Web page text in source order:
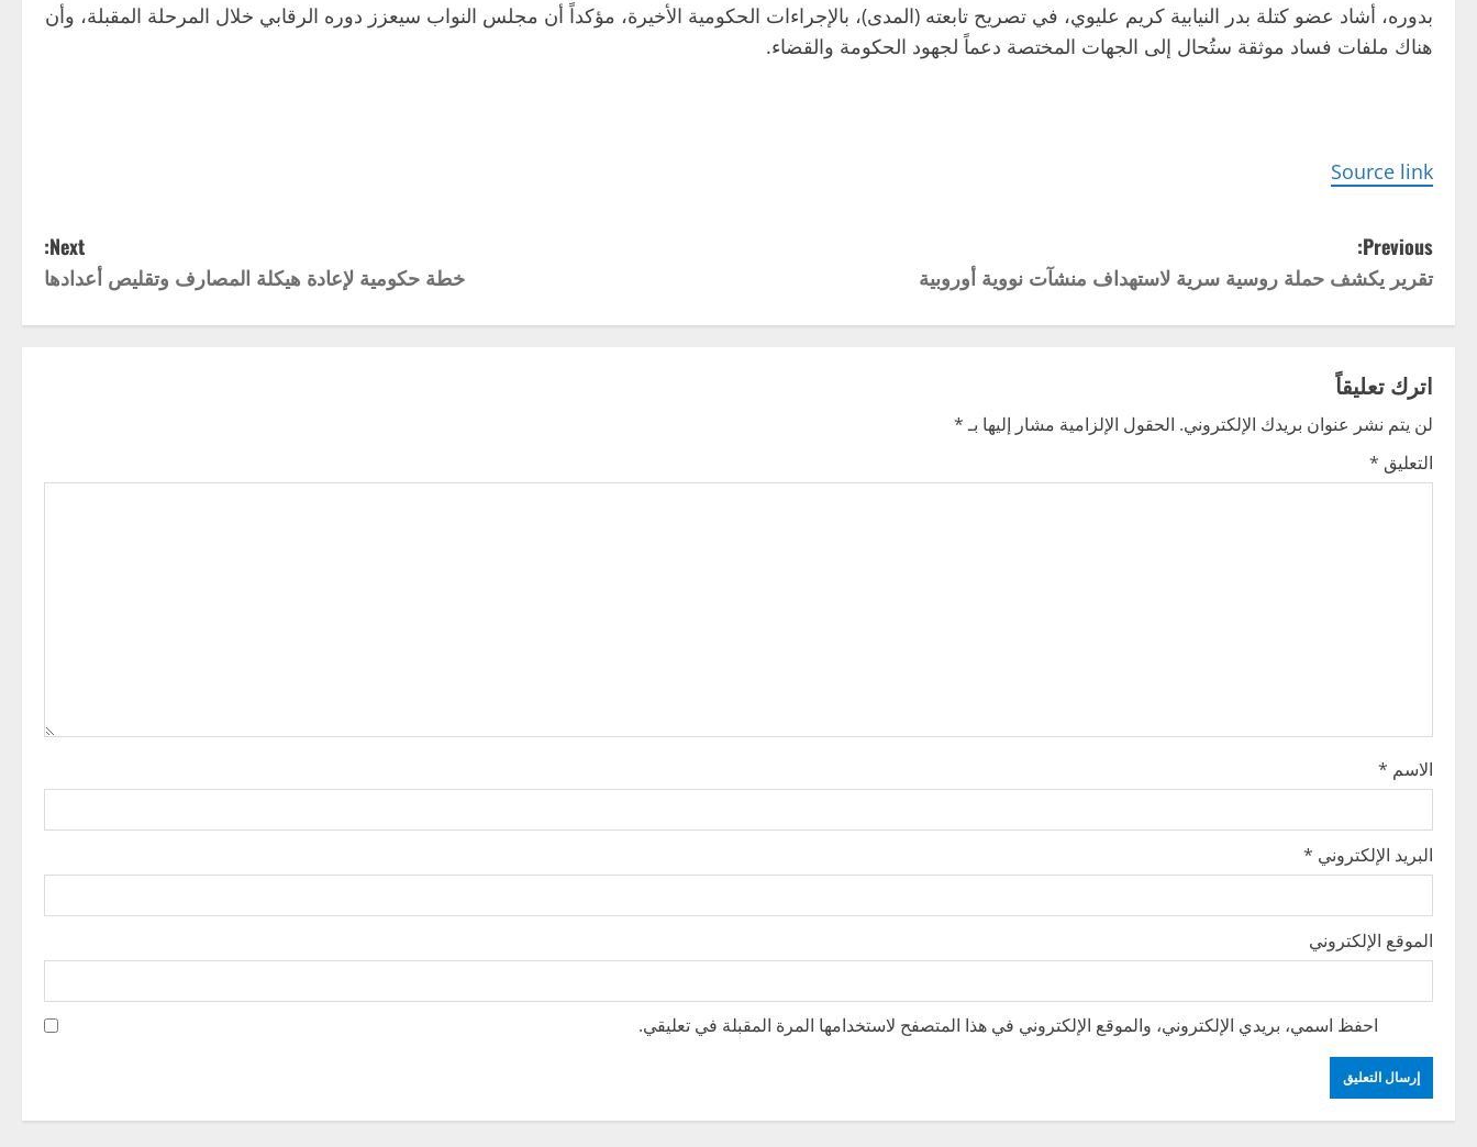
بدوره، أشاد عضو كتلة بدر النيابية كريم عليوي، في تصريح تابعته (المدى)، بالإجراءات الحكومية الأخيرة، مؤكداً أن مجلس النواب سيعزز دوره الرقابي خلال المرحلة المقبلة، وأن
هناك ملفات فساد موثقة ستُحال إلى الجهات المختصة دعماً لجهود الحكومة والقضاء.
Source link
P
o
s
t
n
a
i
o
n
Previous:
تقرير يكشف حملة روسية سرية لاستهداف منشآت نووية أوروبية
Next:
خطة حكومية لإعادة هيكلة المصارف وتقليص أعدادها
اترك تعليقاً
لن يتم نشر عنوان بريدك الإلكتروني. الحقول الإلزامية مشار إليها بـ*
التعليق *
الاسم *
البريد الإلكتروني *
الموقع الإلكتروني
احفظ اسمي، بريدي الإلكتروني، والموقع الإلكتروني في هذا المتصفح لاستخدامها المرة المقبلة في تعليقي.